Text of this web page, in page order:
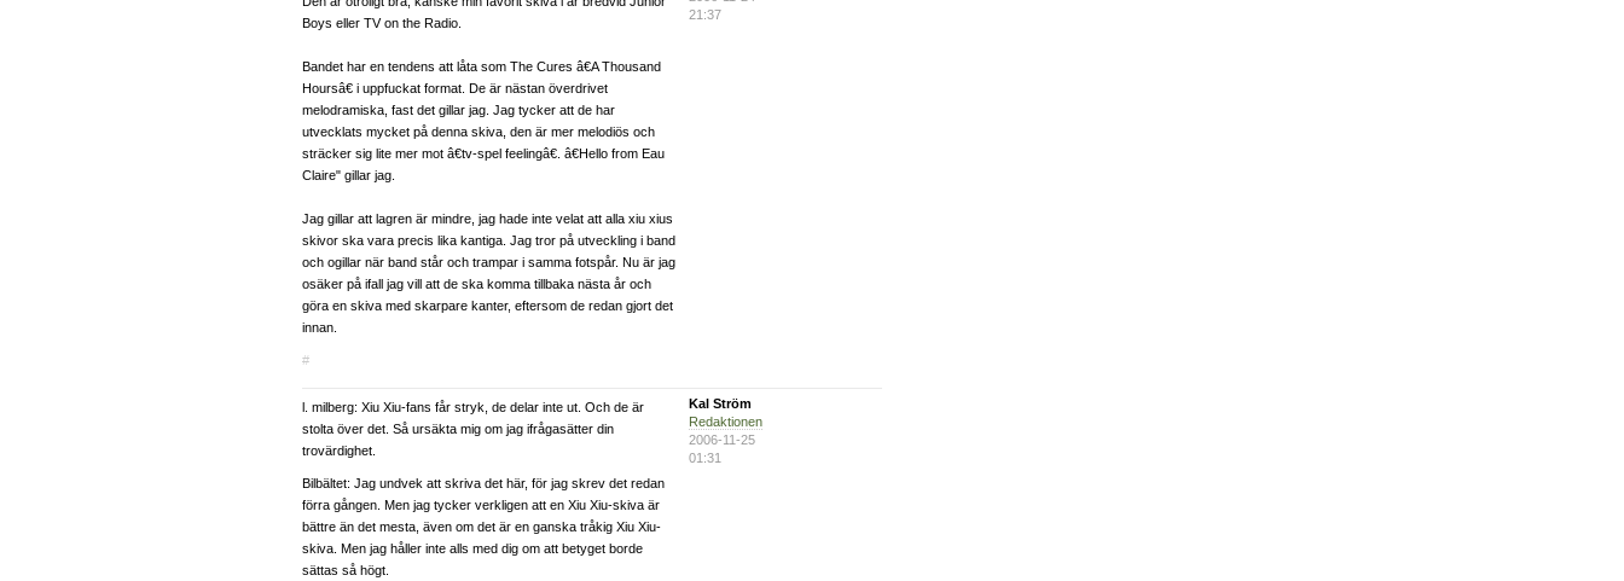
Boys eller TV on the Radio.
Bandet har en tendens att låta som The Cures â€A Thousand
Hoursâ€ i uppfuckat format. De är nästan överdrivet
melodramiska, fast det gillar jag. Jag tycker att de har
utvecklats mycket på denna skiva, den är mer melodiös och
sträcker sig lite mer mot â€tv-spel feelingâ€. â€Hello from Eau
Claire" gillar jag.
Jag gillar att lagren är mindre, jag hade inte velat att alla xiu xius
skivor ska vara precis lika kantiga. Jag tror på utveckling i band
och ogillar när band står och trampar i samma fotspår. Nu är jag
osäker på ifall jag vill att de ska komma tillbaka nästa år och
göra en skiva med skarpare kanter, eftersom de redan gjort det
innan.
#
21:37
l. milberg: Xiu Xiu-fans får stryk, de delar inte ut. Och de är
stolta över det. Så ursäkta mig om jag ifrågasätter din
trovärdighet.
Bilbältet: Jag undvek att skriva det här, för jag skrev det redan
förra gången. Men jag tycker verkligen att en Xiu Xiu-skiva är
bättre än det mesta, även om det är en ganska tråkig Xiu Xiu-
skiva. Men jag håller inte alls med dig om att betyget borde
sättas så högt.
Kal Ström
Redaktionen
2006-11-25
01:31